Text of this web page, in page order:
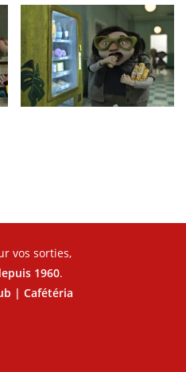
vos sorties,
1960.
| Cafétéria